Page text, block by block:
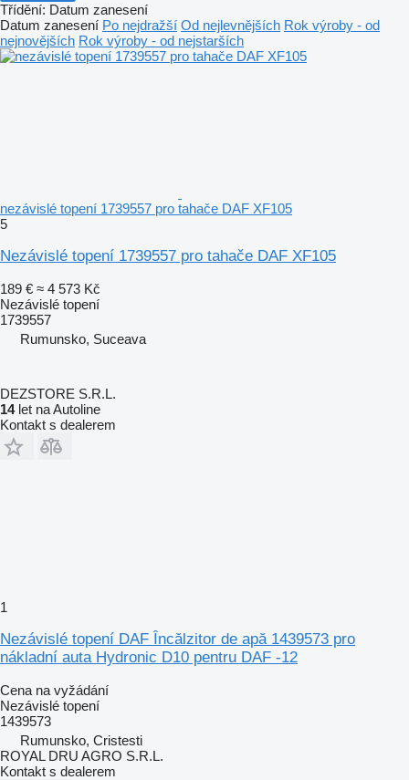
Třídění: Datum zanesení
Datum zanesení Po nejdražší Od nejlevnějších Rok výroby - od
nejnovějších Rok výroby - od nejstarších
nezávislé topení 1739557 pro tahače DAF XF105
5
Nezávislé topení 1739557 pro tahače DAF XF105
189 € ≈ 4 573 Kč
Nezávislé topení
1739557
Rumunsko, Suceava
DEZSTORE S.R.L.
14let na Autoline
Kontakt s dealerem
1
Nezávislé topení DAF Încălzitor de apă 1439573 pro
nákladní auta Hydronic D10 pentru DAF -12
Cena na vyžádání
Nezávislé topení
1439573
Rumunsko, Cristesti
ROYAL DRU AGRO S.R.L.
Kontakt s dealerem